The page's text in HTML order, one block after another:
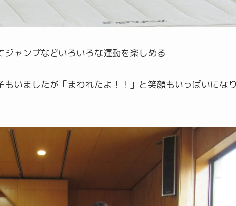
ャンプなどいろいろな運動を楽しめる
いましたが「まわれたよ！！」と笑顔もいっぱいにな